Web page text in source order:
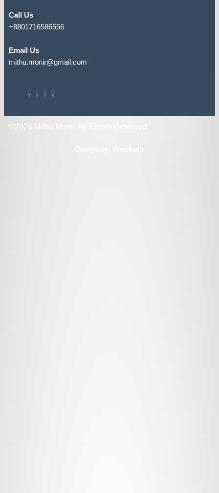
Call Us
+8801716586556
Email Us
mithu.monir@gmail.com
©2026.Mithu Monir. All Rights Reserved.